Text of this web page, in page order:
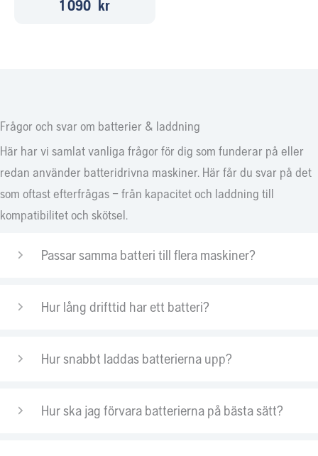
1 090 kr
Frågor och svar om batterier & laddning
Här har vi samlat vanliga frågor för dig som funderar på eller
redan använder batteridrivna maskiner. Här får du svar på det
som oftast efterfrågas – från kapacitet och laddning till
kompatibilitet och skötsel.
Passar samma batteri till flera maskiner?
Hur lång drifttid har ett batteri?
Hur snabbt laddas batterierna upp?
Hur ska jag förvara batterierna på bästa sätt?